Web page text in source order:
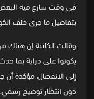
في وقت سارع فيه البعض
بتفاصيل ما جرى خلف
وقالت الكاتبة إن
يكونوا على دراية بما
إلى الانفصال، مؤكدة
دون انتظار توضيح رسمي.